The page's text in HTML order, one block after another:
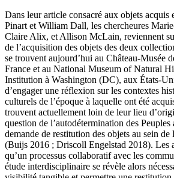
Dans leur article consacré aux objets acquis
Pinart et William Dall, les chercheures
Claire Alix, et Allison McLain, reviennent
de l’acquisition des objets des deux
se trouvent aujourd’hui au Château-Musée
France et au National Museum of Natural
Institution à Washington (DC), aux États-
d’engager une réflexion sur les contextes
culturels de l’époque à laquelle ont été
trouvent actuellement loin de leur lieu
question de l’autodétermination des
demande de restitution des objets au sein de
(Buijs 2016 ; Driscoll Engelstad 2018). Les
qu’un processus collaboratif avec les
étude interdisciplinaire se révèle alors